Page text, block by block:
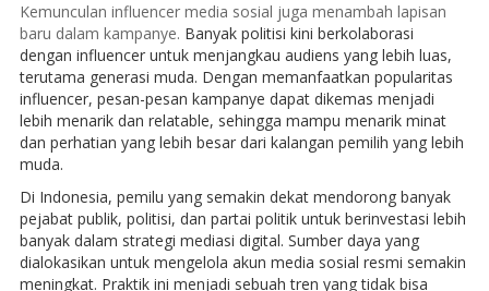
Kemunculan influencer media sosial juga menambah lapisan
baru dalam kampanye. Banyak politisi kini berkolaborasi
dengan influencer untuk menjangkau audiens yang lebih luas,
terutama generasi muda. Dengan memanfaatkan popularitas
influencer, pesan-pesan kampanye dapat dikemas menjadi
lebih menarik dan relatable, sehingga mampu menarik minat
dan perhatian yang lebih besar dari kalangan pemilih yang lebih
muda.
Di Indonesia, pemilu yang semakin dekat mendorong banyak
pejabat publik, politisi, dan partai politik untuk berinvestasi lebih
banyak dalam strategi mediasi digital. Sumber daya yang
dialokasikan untuk mengelola akun media sosial resmi semakin
meningkat. Praktik ini menjadi sebuah tren yang tidak bisa